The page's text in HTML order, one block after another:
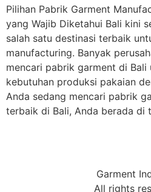
Pilihan Pabrik Garment
yang Wajib Diketahui Bali kini
salah satu destinasi terbaik
manufacturing. Banyak
mencari pabrik garment di Bali
kebutuhan produksi pakaian
Anda sedang mencari pabrik
terbaik di Bali, Anda berada di
Garment
All rights